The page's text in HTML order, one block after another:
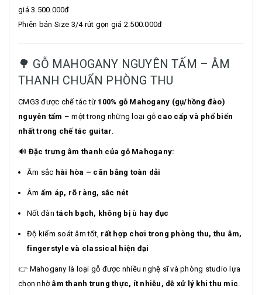
giá 3.500.000đ
Phiên bản Size 3/4 rút gọn giá 2.500.000đ
🌳 GỖ MAHOGANY NGUYÊN TẤM – ÂM
THANH CHUẨN PHÒNG THU
CMG3 được chế tác từ 100% gỗ Mahogany (gụ/hồng đào)
nguyên tấm – một trong những loại gỗ cao cấp và phổ biến
nhất trong chế tác guitar
🔊 Đặc trưng âm thanh của gỗ Mahogany:
Âm sắc hài hòa – cân bằng toàn dải
Âm ấm áp, rõ ràng, sắc nét
Nốt đàn tách bạch, không bị ù hay đục
Độ kiểm soát âm tốt, rất hợp chơi trong phòng thu, thu âm,
fingerstyle và classical hiện đại
👉 Mahogany là loại gỗ được nhiều nghệ sĩ và phòng studio lựa
chọn nhờ âm thanh trung thực, ít nhiễu, dễ xử lý khi thu mic